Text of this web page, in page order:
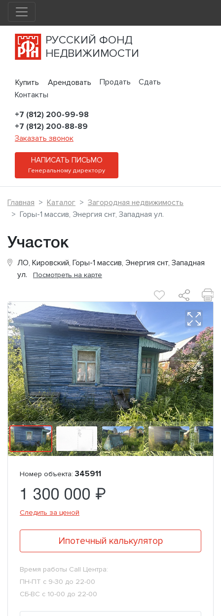
РУССКИЙ ФОНД
НЕДВИЖИМОСТИ
Купить Арендовать Продать
Сдать
Контакты
+7 (812) 200-99-98
+7 (812) 200-88-89
Заказать звонок
НАПИСАТЬ ПИСЬМО
Генеральному директору
Главная Каталог
Загородная недвижимость
Горы-1 массив, Энергия снт, Западная ул.
Участок
ЛО, Кировский, Горы-1 массив, Энергия снт, Западная
ул. Посмотреть на карте
Номер объекта: 345911
1 300 000 ₽
Следить за ценой
Ипотечный калькулятор
Время работы Call Центра:
ПН-ПТ с 9-30 до 22-00
СБ-ВС с 10-00 до 22-00